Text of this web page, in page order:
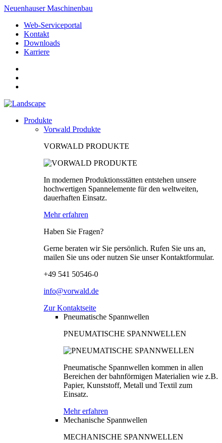
Neuenhauser Maschinenbau
Web-Serviceportal
Kontakt
Downloads
Karriere
Produkte
Vorwald Produkte
VORWALD PRODUKTE
In modernen Produktionsstätten entstehen unsere
hochwertigen Spannelemente für den weltweiten,
dauerhaften Einsatz.
Mehr erfahren
Haben Sie Fragen?
Gerne beraten wir Sie persönlich. Rufen Sie uns an,
mailen Sie uns oder nutzen Sie unser Kontaktformular.
+49 541 50546-0
info@vorwald.de
Zur Kontaktseite
Pneumatische Spannwellen
PNEUMATISCHE SPANNWELLEN
Pneumatische Spannwellen kommen in allen
Bereichen der bahnförmigen Materialien wie z.B.
Papier, Kunststoff, Metall und Textil zum
Einsatz.
Mehr erfahren
Mechanische Spannwellen
MECHANISCHE SPANNWELLEN